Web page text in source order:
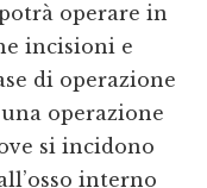
operare in
incisioni e
di operazione
operazione
si incidono
interno